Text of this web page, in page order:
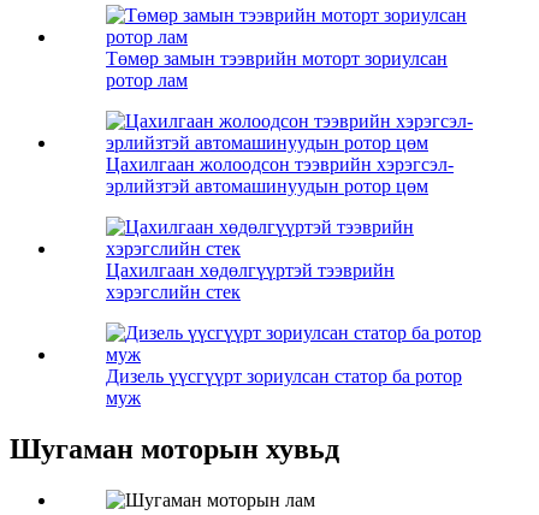
Төмөр замын тээврийн моторт зориулсан
ротор лам
Цахилгаан жолоодсон тээврийн хэрэгсэл-
эрлийзтэй автомашинуудын ротор цөм
Цахилгаан хөдөлгүүртэй тээврийн
хэрэгслийн стек
Дизель үүсгүүрт зориулсан статор ба ротор
муж
Шугаман моторын хувьд